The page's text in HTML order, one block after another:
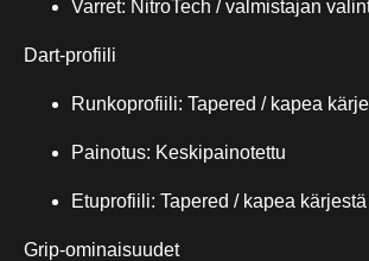
Varret: NitroTech / valmistajan
Dart-profiili
Runkoprofiili: Tapered / kapea
Painotus: Keskipainotettu
Etuprofiili: Tapered / kapea kärjestä
Grip-ominaisuudet